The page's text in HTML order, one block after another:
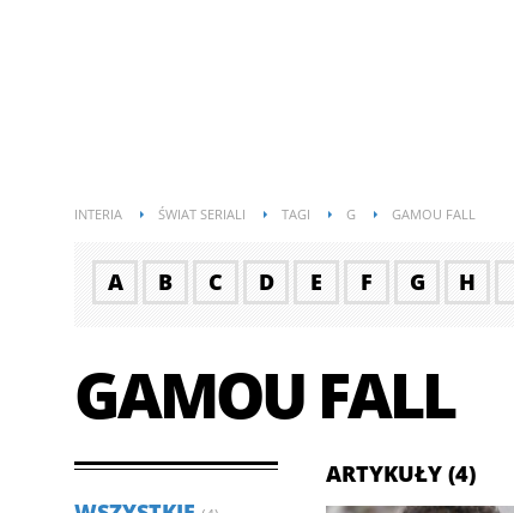
INTERIA ŚWIAT SERIALI TAGI G GAMOU FALL
A B C D E F G H
GAMOU FALL
ARTYKUŁY (4)